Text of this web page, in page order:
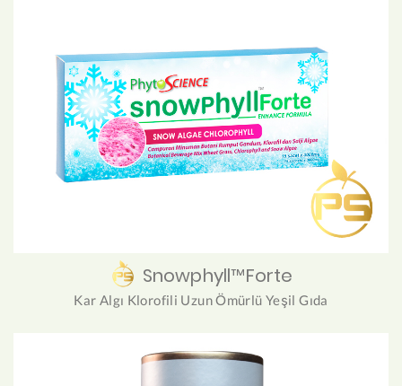
Snowphyll™Forte
Kar Algı Klorofili Uzun Ömürlü Yeşil Gıda